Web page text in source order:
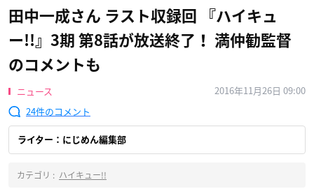
田中一成さん ラスト収録回 『ハイキュ
ー!!』3期 第8話が放送終了！ 満仲勧監督
のコメントも
ニュース
2016年11月26日 09:00
24
ライター：にじめん編集部
カテゴリ : ハイキュー!!